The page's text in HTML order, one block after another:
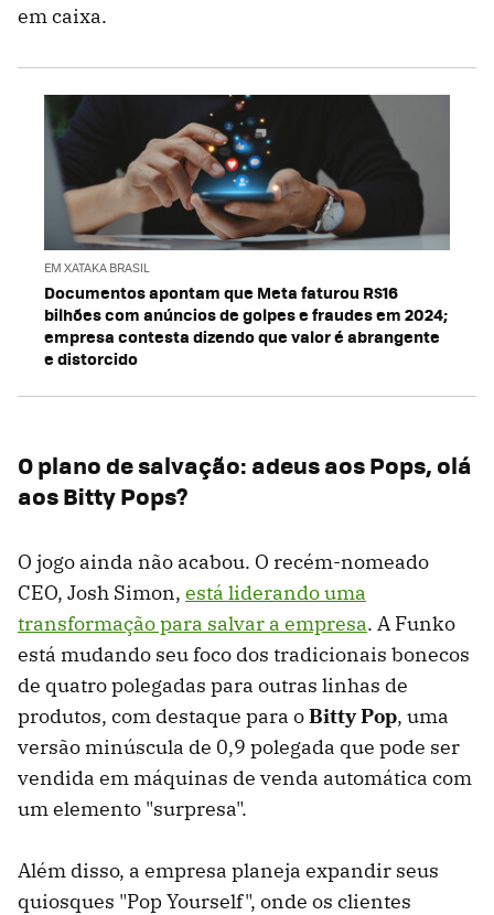
em caixa.
EM XATAKA BRASIL
Documentos apontam que Meta faturou R$16
bilhões com anúncios de golpes e fraudes em 2024;
empresa contesta dizendo que valor é abrangente
e distorcido
O plano de salvação: adeus aos Pops, olá
aos Bitty Pops?
O jogo ainda não acabou. O recém-nomeado
CEO, Josh Simon, está liderando uma
transformação para salvar a empresa. A Funko
está mudando seu foco dos tradicionais bonecos
de quatro polegadas para outras linhas de
produtos, com destaque para oBitty Pop, uma
versão minúscula de 0,9 polegada que pode ser
vendida em máquinas de venda automática com
um elemento "surpresa".
Além disso, a empresa planeja expandir seus
quiosques "Pop Yourself", onde os clientes